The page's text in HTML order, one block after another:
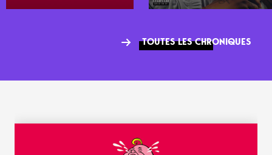
TOUTES LES CHRONIQUES
WANT MORE ?